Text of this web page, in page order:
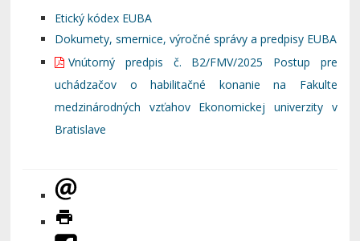
Etický kódex EUBA
Dokumety, smernice, výročné správy a predpisy EUBA
Vnútorný predpis č. B2/FMV/2025 Postup pre
uchádzačov o habilitačné konanie na Fakulte
medzinárodných vzťahov Ekonomickej univerzity v
Bratislave